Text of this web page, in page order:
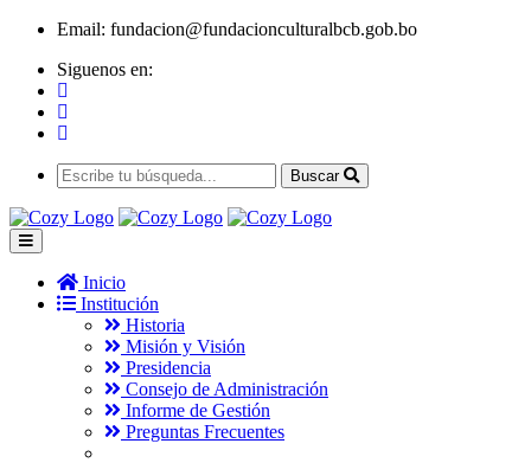
Email: fundacion@fundacionculturalbcb.gob.bo
Siguenos en:
Buscar
Inicio
Institución
Historia
Misión y Visión
Presidencia
Consejo de Administración
Informe de Gestión
Preguntas Frecuentes